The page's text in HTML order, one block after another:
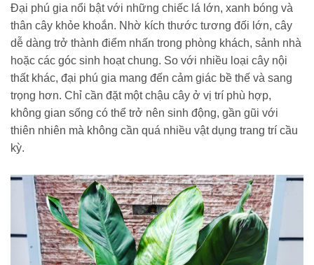
Đại phú gia nổi bật với những chiếc lá lớn, xanh bóng và
thân cây khỏe khoắn. Nhờ kích thước tương đối lớn, cây
dễ dàng trở thành điểm nhấn trong phòng khách, sảnh nhà
hoặc các góc sinh hoạt chung. So với nhiều loại cây nội
thất khác, đại phú gia mang đến cảm giác bề thế và sang
trọng hơn. Chỉ cần đặt một chậu cây ở vị trí phù hợp,
không gian sống có thể trở nên sinh động, gần gũi với
thiên nhiên mà không cần quá nhiều vật dụng trang trí cầu
kỳ.